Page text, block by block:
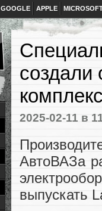
GOOGLE APPLE
создали
2025-02-11 в
АвтоВАЗа
выпускать